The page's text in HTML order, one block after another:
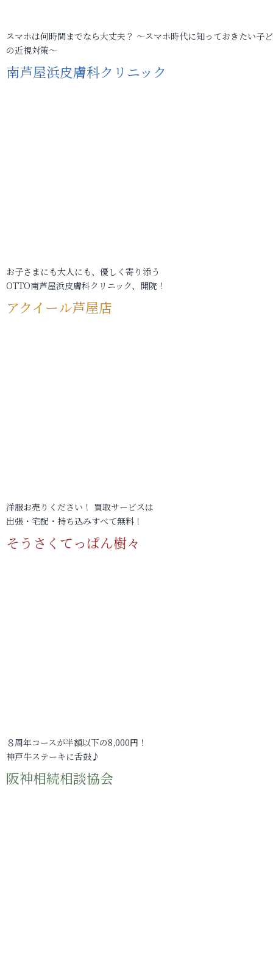
スマホは何時間までなら大丈夫？ ～スマホ時代に知っておきたい子
の近視対策～
南芦屋浜皮膚科クリニック
お子さまにも大人にも、優しく寄り添う
OTTO南芦屋浜皮膚科クリニック、開院！
アクイール芦屋店
洋服お売りください！ 買取サービスは
出張・宅配・持ち込みすべて無料！
そうさくてっぱん樹々
８周年コースが半額以下の8,000円！
神戸牛ステーキに舌鼓♪
阪神相続相談協会